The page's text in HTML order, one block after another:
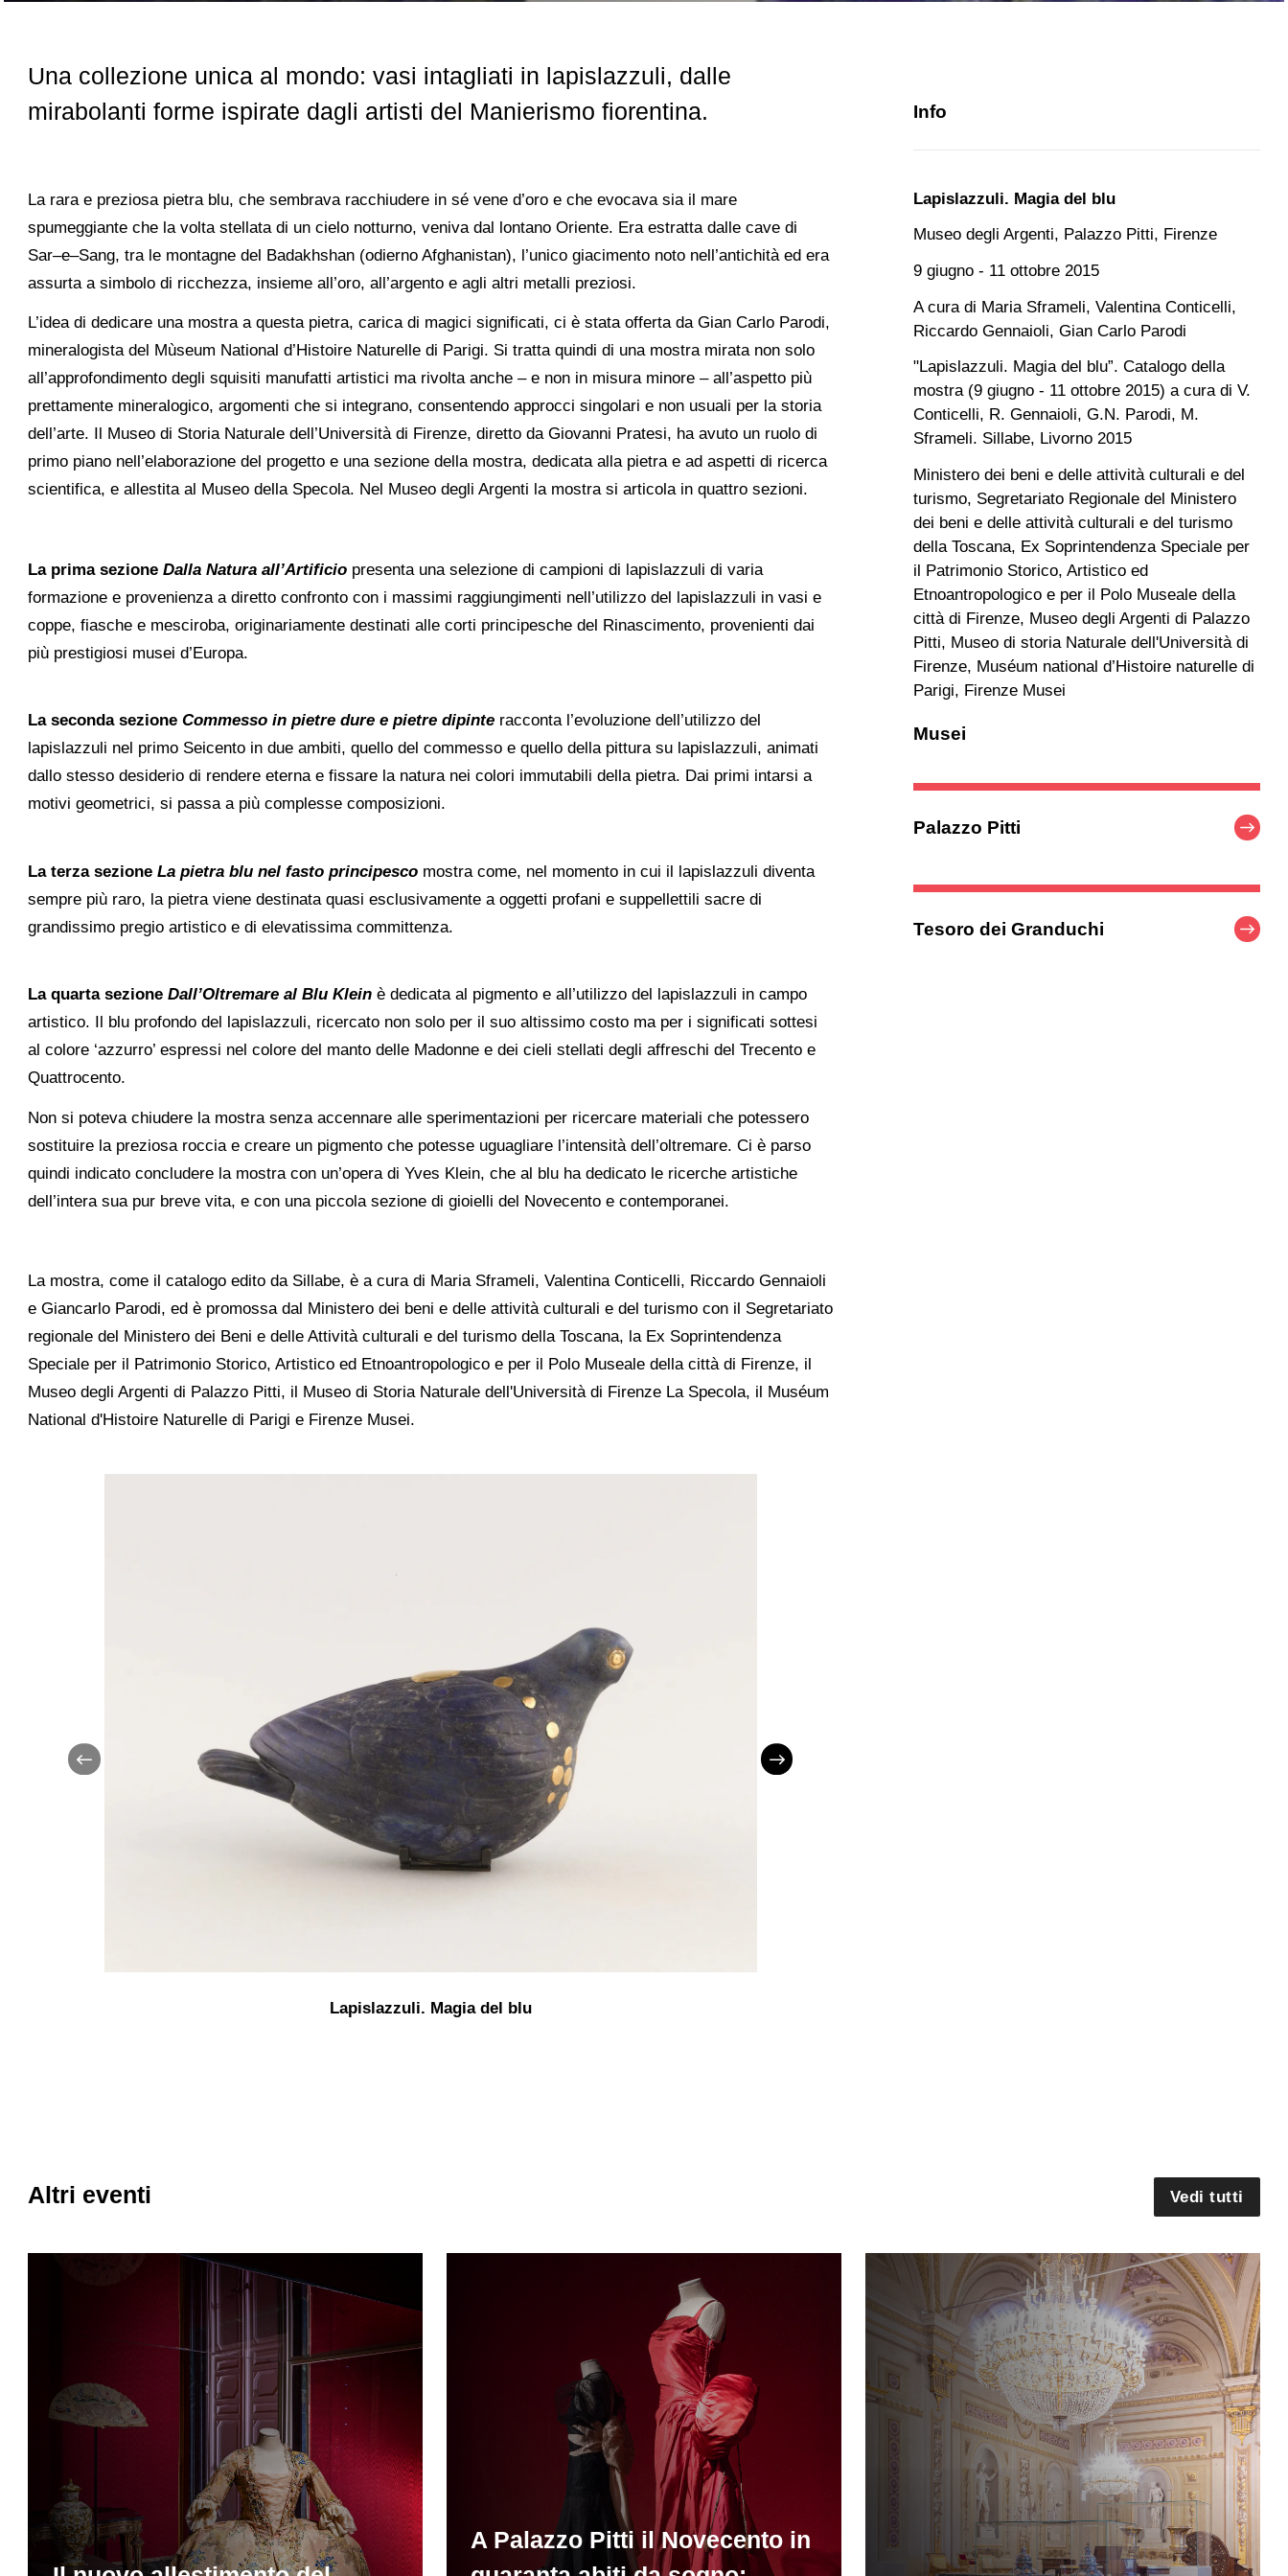
Una collezione unica al mondo: vasi intagliati in lapislazzuli, dalle
mirabolanti forme ispirate dagli artisti del Manierismo fiorentina.
La rara e preziosa pietra blu, che sembrava racchiudere in sé vene d’oro e che evocava sia il mare
spumeggiante che la volta stellata di un cielo notturno, veniva dal lontano Oriente. Era estratta dalle cave di
Sar–e–Sang, tra le montagne del Badakhshan (odierno Afghanistan), l’unico giacimento noto nell’antichità ed era
assurta a simbolo di ricchezza, insieme all’oro, all’argento e agli altri metalli preziosi.
L’idea di dedicare una mostra a questa pietra, carica di magici significati, ci è stata offerta da Gian Carlo Parodi,
mineralogista del Mùseum National d’Histoire Naturelle di Parigi. Si tratta quindi di una mostra mirata non solo
all’approfondimento degli squisiti manufatti artistici ma rivolta anche – e non in misura minore – all’aspetto più
prettamente mineralogico, argomenti che si integrano, consentendo approcci singolari e non usuali per la storia
dell’arte. Il Museo di Storia Naturale dell’Università di Firenze, diretto da Giovanni Pratesi, ha avuto un ruolo di
primo piano nell’elaborazione del progetto e una sezione della mostra, dedicata alla pietra e ad aspetti di ricerca
scientifica, e allestita al Museo della Specola. Nel Museo degli Argenti la mostra si articola in quattro sezioni.
La prima sezioneDalla Natura all’Artificio presenta una selezione di campioni di lapislazzuli di varia
formazione e provenienza a diretto confronto con i massimi raggiungimenti nell’utilizzo del lapislazzuli in vasi e
coppe, fiasche e mesciroba, originariamente destinati alle corti principesche del Rinascimento, provenienti dai
più prestigiosi musei d’Europa.
La seconda sezioneCommesso in pietre dure e pietre dipinte racconta l’evoluzione dell’utilizzo del
lapislazzuli nel primo Seicento in due ambiti, quello del commesso e quello della pittura su lapislazzuli, animati
dallo stesso desiderio di rendere eterna e fissare la natura nei colori immutabili della pietra. Dai primi intarsi a
motivi geometrici, si passa a più complesse composizioni.
La terza sezioneLa pietra blu nel fasto principesco mostra come, nel momento in cui il lapislazzuli diventa
sempre più raro, la pietra viene destinata quasi esclusivamente a oggetti profani e suppellettili sacre di
grandissimo pregio artistico e di elevatissima committenza.
La quarta sezioneDall’Oltremare al Blu Klein è dedicata al pigmento e all’utilizzo del lapislazzuli in campo
artistico. Il blu profondo del lapislazzuli, ricercato non solo per il suo altissimo costo ma per i significati sottesi
al colore ‘azzurro’ espressi nel colore del manto delle Madonne e dei cieli stellati degli affreschi del Trecento e
Quattrocento.
Non si poteva chiudere la mostra senza accennare alle sperimentazioni per ricercare materiali che potessero
sostituire la preziosa roccia e creare un pigmento che potesse uguagliare l’intensità dell’oltremare. Ci è parso
quindi indicato concludere la mostra con un’opera di Yves Klein, che al blu ha dedicato le ricerche artistiche
dell’intera sua pur breve vita, e con una piccola sezione di gioielli del Novecento e contemporanei.
La mostra, come il catalogo edito da Sillabe, è a cura di Maria Sframeli, Valentina Conticelli, Riccardo Gennaioli
e Giancarlo Parodi, ed è promossa dal Ministero dei beni e delle attività culturali e del turismo con il Segretariato
regionale del Ministero dei Beni e delle Attività culturali e del turismo della Toscana, la Ex Soprintendenza
Speciale per il Patrimonio Storico, Artistico ed Etnoantropologico e per il Polo Museale della città di Firenze, il
Museo degli Argenti di Palazzo Pitti, il Museo di Storia Naturale dell'Università di Firenze La Specola, il Muséum
National d'Histoire Naturelle di Parigi e Firenze Musei.
Lapislazzuli. Magia del blu
Info
Lapislazzuli. Magia del blu
Museo degli Argenti, Palazzo Pitti, Firenze
9 giugno - 11 ottobre 2015
A cura di Maria Sframeli, Valentina Conticelli,
Riccardo Gennaioli, Gian Carlo Parodi
"Lapislazzuli. Magia del blu”. Catalogo della
mostra (9 giugno - 11 ottobre 2015) a cura di V.
Conticelli, R. Gennaioli, G.N. Parodi, M.
Sframeli. Sillabe, Livorno 2015
Ministero dei beni e delle attività culturali e del
turismo, Segretariato Regionale del Ministero
dei beni e delle attività culturali e del turismo
della Toscana, Ex Soprintendenza Speciale per
il Patrimonio Storico, Artistico ed
Etnoantropologico e per il Polo Museale della
città di Firenze, Museo degli Argenti di Palazzo
Pitti, Museo di storia Naturale dell'Università di
Firenze, Muséum national d’Histoire naturelle di
Parigi, Firenze Musei
Musei
Palazzo Pitti
Tesoro dei Granduchi
Altri eventi Vedi tutti
A Palazzo Pitti il Novecento in